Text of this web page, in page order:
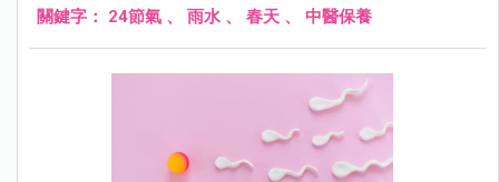
礎。
關鍵字： 24節氣 、 雨水 、 春天 、 中醫保養